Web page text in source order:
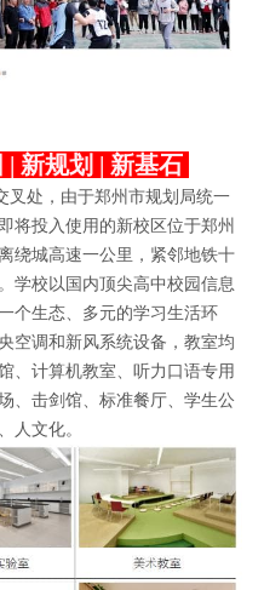
新规划 | 新基石
处，由于郑州市规划局统一
将投入使用的新校区位于郑州
绕城高速一公里，紧邻地铁十
学校以国内顶尖高中校园信息
个生态、多元的学习生活环
空调和新风系统设备，教室均
、计算机教室、听力口语专用
、击剑馆、标准餐厅、学生公
人文化。